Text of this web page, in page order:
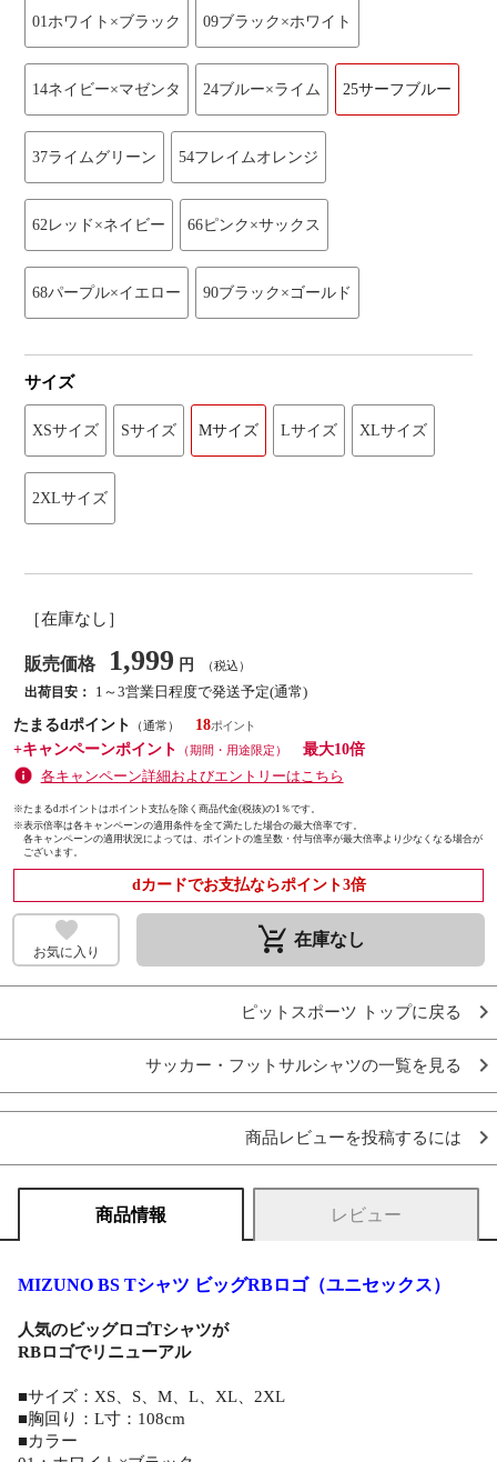
01ホワイト×ブラック 09ブラック×ホワイト
14ネイビー×マゼンタ 24ブルー×ライム 25サーフブルー
37ライムグリーン 54フレイムオレンジ
62レッド×ネイビー 66ピンク×サックス
68パープル×イエロー 90ブラック×ゴールド
サイズ
XSサイズ Sサイズ Mサイズ Lサイズ XLサイズ
2XLサイズ
［在庫なし］
販売価格 1,999 円 （税込）
出荷目安：
1～3営業日程度で発送予定(通常)
たまるdポイント
（通常）
18
+キャンペーンポイント
（期間・用途限定）
最大10倍
各キャンペーン詳細およびエントリーはこちら
※たまるdポイントはポイント支払を除く商品代金(税抜)の1％です。
※表示倍率は各キャンペーンの適用条件を全て満たした場合の最大倍率です。
各キャンペーンの適用状況によっては、ポイントの進呈数・付与倍率が最大倍率より少なくなる場合が
ございます。
dカードでお支払ならポイント3倍
お気に入り remove_shopping_cart 在庫なし
ピットスポーツ トップに戻る
サッカー・フットサルシャツの一覧を見る
商品レビューを投稿するには
商品情報 レビュー
MIZUNO BS Tシャツ ビッグRBロゴ（ユニセックス）
人気のビッグロゴTシャツが
RBロゴでリニューアル
■サイズ：XS、S、M、L、XL、2XL
■胸回り：L寸：108cm
■カラー